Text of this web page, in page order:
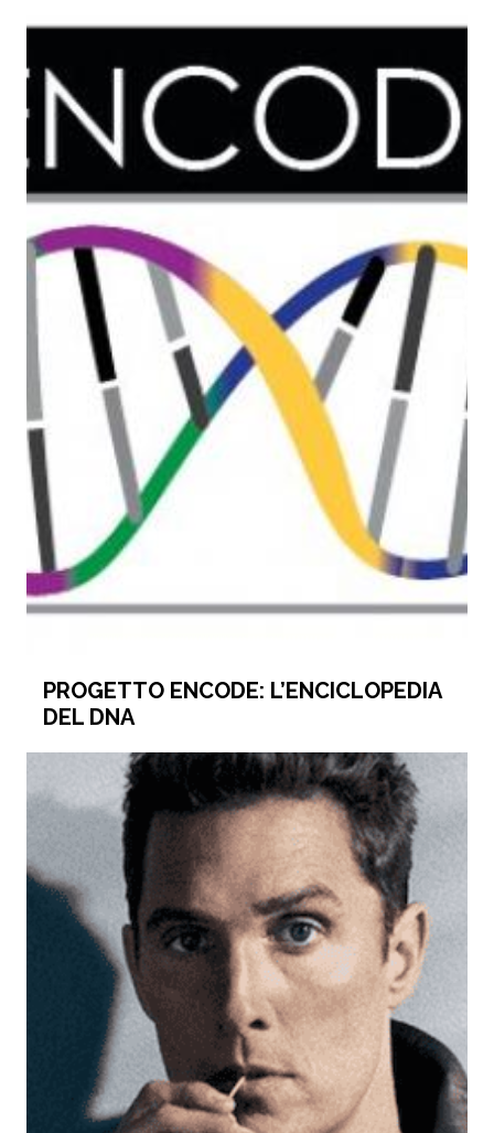
PROGETTO ENCODE: L’ENCICLOPEDIA
DEL DNA